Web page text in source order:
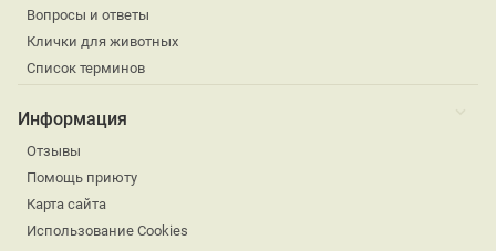
Вопросы и ответы
Клички для животных
Список терминов
Информация
Отзывы
Помощь приюту
Карта сайта
Использование Cookies